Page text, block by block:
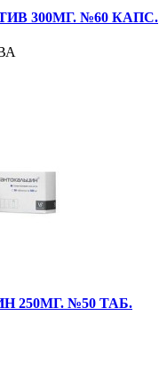
300МГ. №60 КАПС.
250МГ. №50 ТАБ.